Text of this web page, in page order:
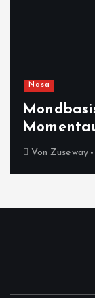
Nasa
Von Zuseway